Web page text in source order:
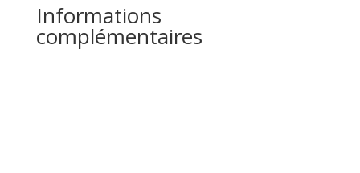
Informations
complémentaires